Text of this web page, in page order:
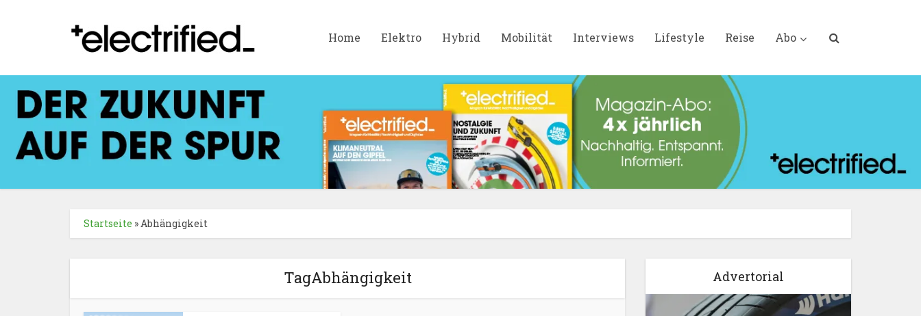
Home Elektro Hybrid Mobilität Interviews Lifestyle Reise Abo
Startseite »Abhängigkeit
TagAbhängigkeit Advertorial